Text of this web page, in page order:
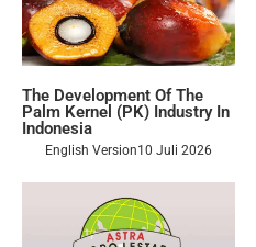
The Development Of The
Palm Kernel (PK) Industry In
Indonesia
English Version10 Juli 2026